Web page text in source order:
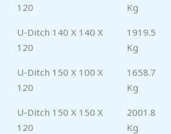
120
Kg
U-Ditch 140 X 140 X
120
1919.5
Kg
U-Ditch 150 X 100 X
120
1658.7
Kg
U-Ditch 150 X 150 X
120
2001.8
Kg